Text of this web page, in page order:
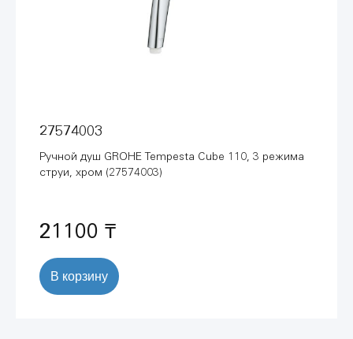
27574003
Ручной душ GROHE Tempesta Cube 110, 3 режима
струи, хром (27574003)
21100 ₸
В корзину